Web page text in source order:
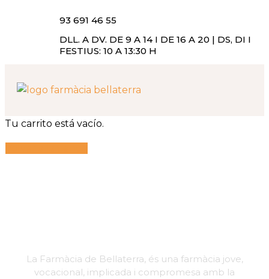
93 691 46 55
DLL. A DV. DE 9 A 14 I DE 16 A 20 | DS, DI I
FESTIUS: 10 A 13:30 H
Tu carrito está vacío.
La Farmàcia de Bellaterra, és una farmàcia jove,
vocacional, implicada i compromesa amb la